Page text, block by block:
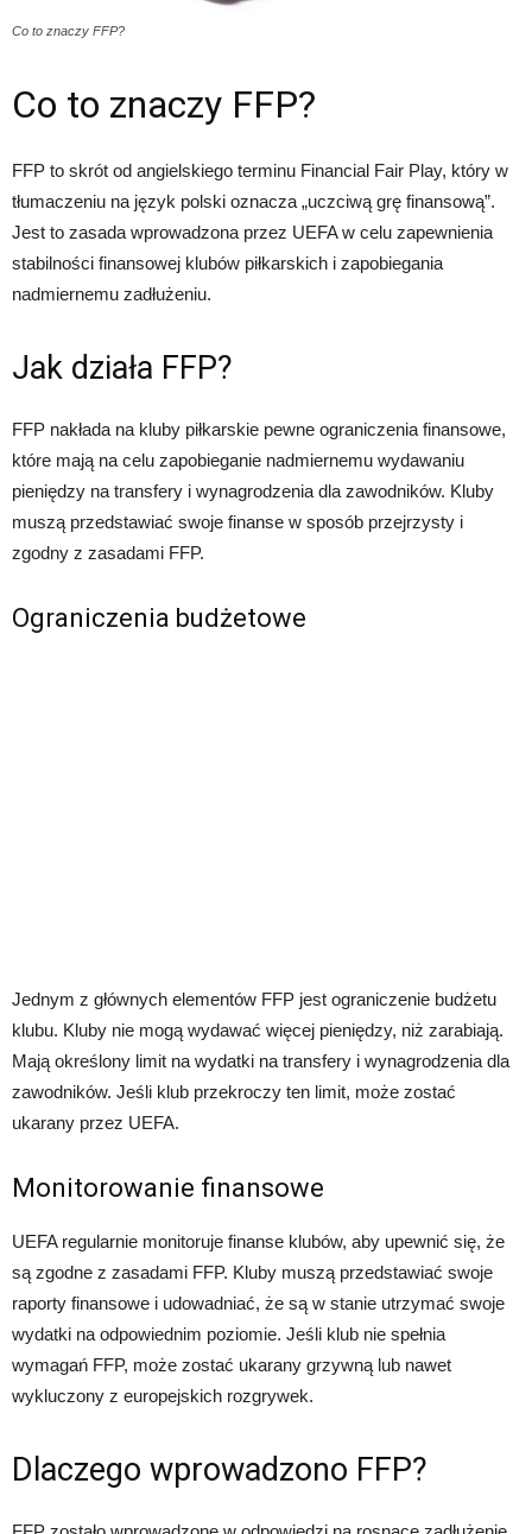
Co to znaczy FFP?
Co to znaczy FFP?
FFP to skrót od angielskiego terminu Financial Fair Play, który w
tłumaczeniu na język polski oznacza „uczciwą grę finansową”.
Jest to zasada wprowadzona przez UEFA w celu zapewnienia
stabilności finansowej klubów piłkarskich i zapobiegania
nadmiernemu zadłużeniu.
Jak działa FFP?
FFP nakłada na kluby piłkarskie pewne ograniczenia finansowe,
które mają na celu zapobieganie nadmiernemu wydawaniu
pieniędzy na transfery i wynagrodzenia dla zawodników. Kluby
muszą przedstawiać swoje finanse w sposób przejrzysty i
zgodny z zasadami FFP.
Ograniczenia budżetowe
Jednym z głównych elementów FFP jest ograniczenie budżetu
klubu. Kluby nie mogą wydawać więcej pieniędzy, niż zarabiają.
Mają określony limit na wydatki na transfery i wynagrodzenia dla
zawodników. Jeśli klub przekroczy ten limit, może zostać
ukarany przez UEFA.
Monitorowanie finansowe
UEFA regularnie monitoruje finanse klubów, aby upewnić się, że
są zgodne z zasadami FFP. Kluby muszą przedstawiać swoje
raporty finansowe i udowadniać, że są w stanie utrzymać swoje
wydatki na odpowiednim poziomie. Jeśli klub nie spełnia
wymagań FFP, może zostać ukarany grzywną lub nawet
wykluczony z europejskich rozgrywek.
Dlaczego wprowadzono FFP?